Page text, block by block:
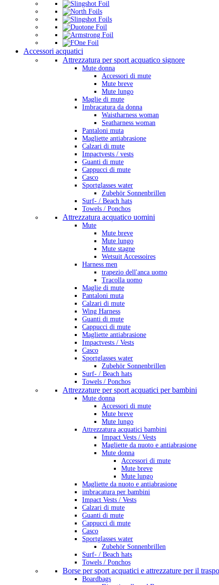
Accessori acquatici
Attrezzatura per sport acquatico signore
Mute donna
Accessori di mute
Mute breve
Mute lungo
Maglie di mute
Imbracatura da donna
Waistharness woman
Seatharness woman
Pantaloni muta
Magliette antiabrasione
Calzari di mute
Impactvests / vests
Guanti di mute
Cappucci di mute
Casco
Sportglasses water
Zubehör Sonnenbrillen
Surf- / Beach hats
Towels / Ponchos
Attrezzatura acquatico uomini
Mute
Mute breve
Mute lungo
Mute stagne
Wetsuit Accessoires
Harness men
trapezio dell'anca uomo
Tracolla uomo
Maglie di mute
Pantaloni muta
Calzari di mute
Wing Harness
Guanti di mute
Cappucci di mute
Magliette antiabrasione
Impactvests / Vests
Casco
Sportglasses water
Zubehör Sonnenbrillen
Surf- / Beach hats
Towels / Ponchos
Attrezzature per sport acquatici per bambini
Mute donna
Accessori di mute
Mute breve
Mute lungo
Attrezzatura acquatici bambini
Impact Vests / Vests
Magliette da nuoto e antiabrasione
Mute donna
Accessori di mute
Mute breve
Mute lungo
Magliette da nuoto e antiabrasione
imbracatura per bambini
Impact Vests / Vests
Calzari di mute
Guanti di mute
Cappucci di mute
Casco
Sportglasses water
Zubehör Sonnenbrillen
Surf- / Beach hats
Towels / Ponchos
Borse per sport acquatici e attrezzature per il
Boardbags